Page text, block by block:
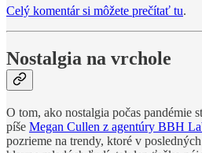
Celý komentár si môžete prečítať tu.
Nostalgia na vrchole
O tom, ako nostalgia počas pandémie
píše Megan Cullen z agentúry BBH
pozrieme na trendy, ktoré v